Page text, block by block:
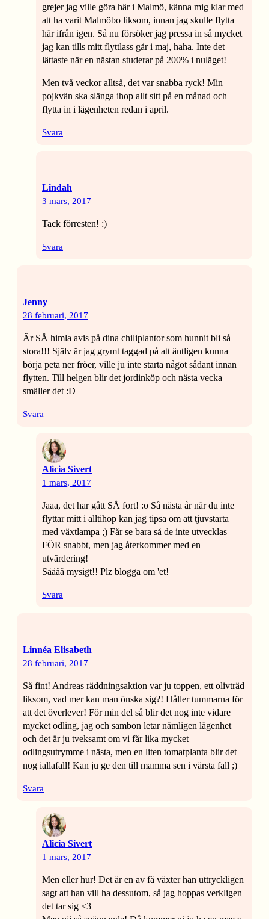
grejer jag ville göra här i Malmö, känna mig klar med
att ha varit Malmöbo liksom, innan jag skulle flytta
här ifrån igen. Så nu försöker jag pressa in så mycket
jag kan tills mitt flyttlass går i maj, haha. Inte det
lättaste när en nästan studerar på 200% i nuläget!
Men två veckor alltså, det var snabba ryck! Min
pojkvän ska slänga ihop allt sitt på en månad och
flytta in i lägenheten redan i april.
Svara
Lindah
3 mars, 2017
Tack förresten! :)
Svara
Jenny
28 februari, 2017
Är SÅ himla avis på dina chiliplantor som hunnit bli så
stora!!! Själv är jag grymt taggad på att äntligen kunna
börja peta ner fröer, ville ju inte starta något sådant innan
flytten. Till helgen blir det jordinköp och nästa vecka
smäller det :D
Svara
Alicia Sivert
1 mars, 2017
Jaaa, det har gått SÅ fort! :o Så nästa år när du inte
flyttar mitt i alltihop kan jag tipsa om att tjuvstarta
med växtlampa ;) Får se bara så de inte utvecklas
FÖR snabbt, men jag återkommer med en
utvärdering!
Såååå mysigt!! Plz blogga om 'et!
Svara
Linnéa Elisabeth
28 februari, 2017
Så fint! Andreas räddningsaktion var ju toppen, ett olivträd
liksom, vad mer kan man önska sig?! Håller tummarna för
att det överlever! För min del så blir det nog inte vidare
mycket odling, jag och sambon letar nämligen lägenhet
och det är ju tveksamt om vi får lika mycket
odlingsutrymme i nästa, men en liten tomatplanta blir det
nog iallafall! Kan ju ge den till mamma sen i värsta fall ;)
Svara
Alicia Sivert
1 mars, 2017
Men eller hur! Det är en av få växter han uttryckligen
sagt att han vill ha dessutom, så jag hoppas verkligen
det tar sig <3